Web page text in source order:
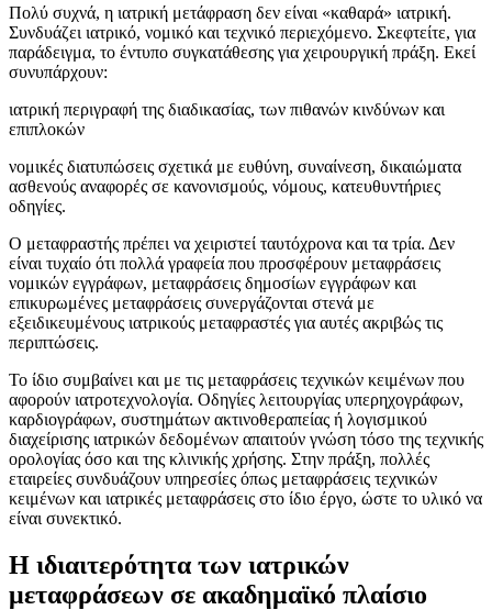
Πολύ συχνά, η ιατρική μετάφραση δεν είναι «καθαρά» ιατρική.
Συνδυάζει ιατρικό, νομικό και τεχνικό περιεχόμενο. Σκεφτείτε, για
παράδειγμα, το έντυπο συγκατάθεσης για χειρουργική πράξη. Εκεί
συνυπάρχουν:
ιατρική περιγραφή της διαδικασίας, των πιθανών κινδύνων και
επιπλοκών
νομικές διατυπώσεις σχετικά με ευθύνη, συναίνεση, δικαιώματα
ασθενούς αναφορές σε κανονισμούς, νόμους, κατευθυντήριες
οδηγίες.
Ο μεταφραστής πρέπει να χειριστεί ταυτόχρονα και τα τρία. Δεν
είναι τυχαίο ότι πολλά γραφεία που προσφέρουν μεταφράσεις
νομικών εγγράφων, μεταφράσεις δημοσίων εγγράφων και
επικυρωμένες μεταφράσεις συνεργάζονται στενά με
εξειδικευμένους ιατρικούς μεταφραστές για αυτές ακριβώς τις
περιπτώσεις.
Το ίδιο συμβαίνει και με τις μεταφράσεις τεχνικών κειμένων που
αφορούν ιατροτεχνολογία. Οδηγίες λειτουργίας υπερηχογράφων,
καρδιογράφων, συστημάτων ακτινοθεραπείας ή λογισμικού
διαχείρισης ιατρικών δεδομένων απαιτούν γνώση τόσο της τεχνικής
ορολογίας όσο και της κλινικής χρήσης. Στην πράξη, πολλές
εταιρείες συνδυάζουν υπηρεσίες όπως μεταφράσεις τεχνικών
κειμένων και ιατρικές μεταφράσεις στο ίδιο έργο, ώστε το υλικό να
είναι συνεκτικό.
Η ιδιαιτερότητα των ιατρικών
μεταφράσεων σε ακαδημαϊκό πλαίσιο